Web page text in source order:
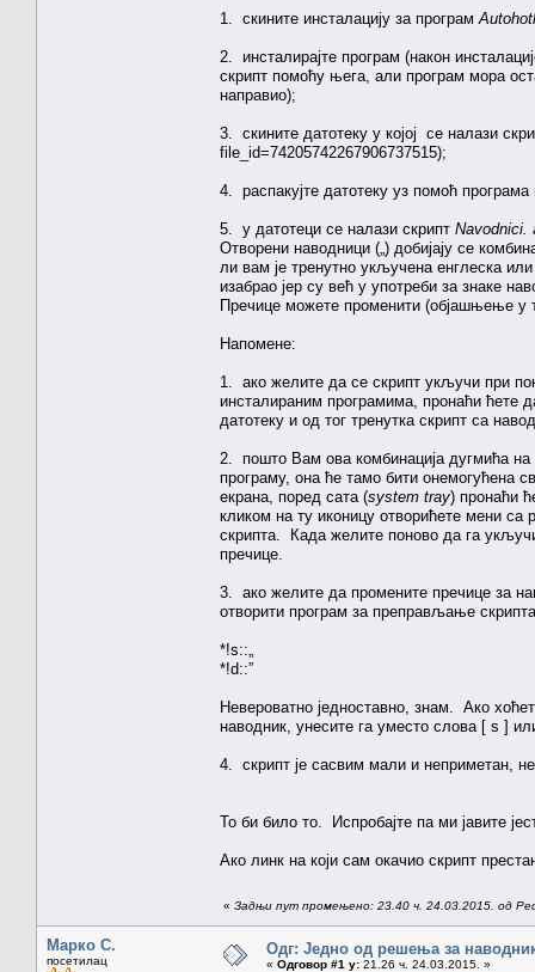
1. скините инсталацију за програм
2. инсталирајте програм (након
скрипт помоћу њега, али програм мора
направио);
3. скините датотеку у којој се налази
file_id=74205742267906737515);
4. распакујте датотеку уз помоћ
5. у датотеци се налази скрипт Navodnici.
Отворени наводници („) добијају се
ли вам је тренутно укључена енглеска
изабрао јер су већ у употреби за знаке
Пречице можете променити (објашњење у
Напомене:
1. ако желите да се скрипт укључи при
инсталираним програмима, пронаћи ћете
датотеку и од тог тренутка скрипт са
2. пошто Вам ова комбинација дугмића
програму, она ће тамо бити онемогућена
екрана, поред сата (system tray) пронаћи
кликом на ту иконицу отворићете мени са
скрипта. Када желите поново да га
пречице.
3. ако желите да промените пречице за
отворити програм за преправљање
*!s::„
*!d::”
Невероватно једноставно, знам. Ако
наводник, унесите га уместо слова [ s ]
4. скрипт је сасвим мали и неприметан,
То би било то. Испробајте па ми јавите
Ако линк на који сам окачио скрипт
« Задњи пут промењено: 23.40 ч. 24.03.2015. од
Марко С.
посетилац
Одг: Једно од решења за
« Одговор #1 у: 21.26 ч. 24.03.2015. »